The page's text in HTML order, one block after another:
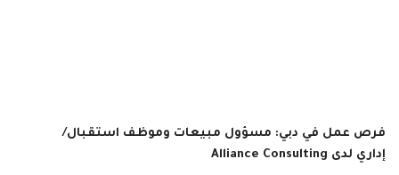
فرص عمل في دبي: مسؤول مبيعات وموظف استقبال/
إداري لدى Alliance Consulting